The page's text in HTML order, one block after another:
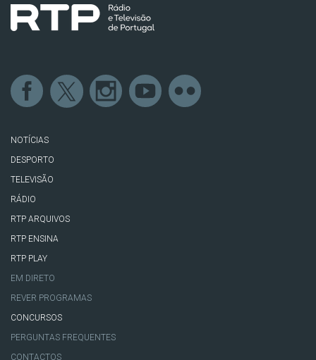
NOTÍCIAS
DESPORTO
TELEVISÃO
RÁDIO
RTP ARQUIVOS
RTP ENSINA
RTP PLAY
EM DIRETO
REVER PROGRAMAS
CONCURSOS
PERGUNTAS FREQUENTES
CONTACTOS